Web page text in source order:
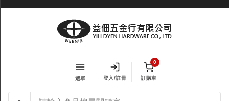
選單 登入/註冊
0
訂購車